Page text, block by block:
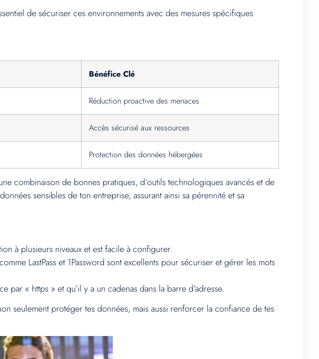
de sécuriser ces environnements avec des mesures spécifiques
Bénéfice Clé
Réduction proactive des menaces
Accès sécurisé aux ressources
Protection des données hébergées
combinaison de bonnes pratiques, d’outils technologiques avancés et de
sensibles de ton entreprise, assurant ainsi sa pérennité et sa
à plusieurs niveaux et est facile à configurer.
LastPass et 1Password sont excellents pour sécuriser et gérer les mots
par « https » et qu’il y a un cadenas dans la barre d’adresse.
seulement protéger tes données, mais aussi renforcer la confiance de tes